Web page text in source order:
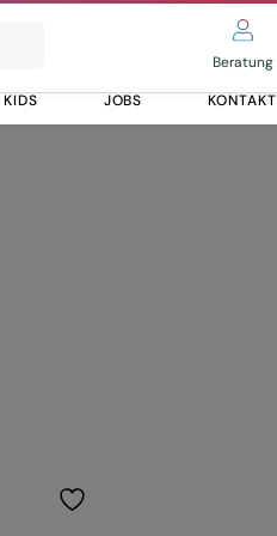
Beratung
KIDS JOBS KONTAKT